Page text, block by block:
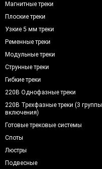
Магнитные треки
Плоские треки
Узкие 5 мм треки
Ременные треки
Модульные треки
Струнные треки
Гибкие треки
220В Однофазные треки
220В Трехфазные треки (3 группы
включения)
Готовые трековые системы
Споты
Люстры
Подвесные